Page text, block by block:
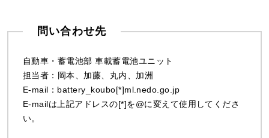
問い合わせ先
自動車・蓄電池部 車載蓄電池ユニット
担当者：岡本、加藤、丸内、加洲
E-mail：battery_koubo[*]ml.nedo.go.jp
E-mailは上記アドレスの[*]を@に変えて使用してくださ
い。